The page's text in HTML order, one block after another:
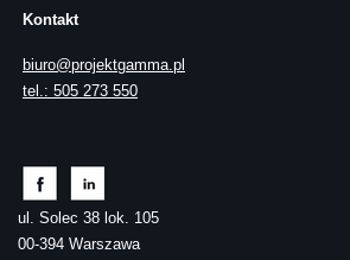
Kontakt
biuro@projektgamma.pl
tel.: 505 273 550
ul. Solec 38 lok. 105
00-394 Warszawa